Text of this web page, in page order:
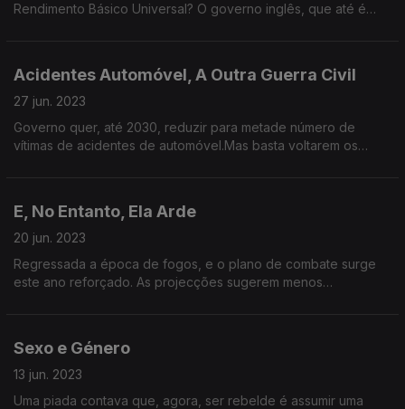
Rendimento Básico Universal? O governo inglês, que até é
Acidentes Automóvel, A Outra Guerra Civil
27 jun. 2023
Governo quer, até 2030, reduzir para metade número de
vítimas de acidentes de automóvel.Mas basta voltarem os
E, No Entanto, Ela Arde
20 jun. 2023
Regressada a época de fogos, e o plano de combate surge
este ano reforçado. As projecções sugerem menos
Sexo e Género
13 jun. 2023
Uma piada contava que, agora, ser rebelde é assumir uma